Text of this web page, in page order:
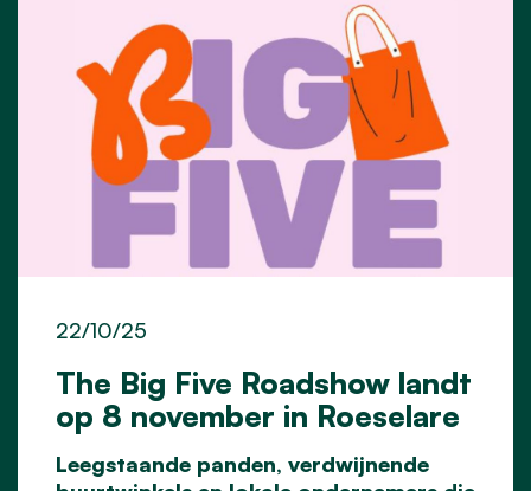
The Big Five Roadshow landt
op 8 november in Roeselare
22/10/25
Leegstaande panden, verdwijnende